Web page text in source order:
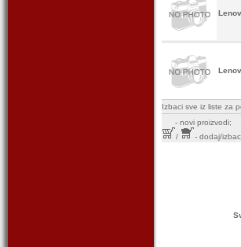
Izbaci sve iz liste za
- novi proizvodi;
/
- dodaj/